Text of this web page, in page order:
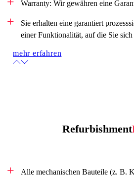
Warranty: Wir gewähren eine
Sie erhalten eine garantiert
einer Funktionalität, auf die Sie
mehr erfahren
Refurbishment
Alle mechanischen Bauteile (z. B.